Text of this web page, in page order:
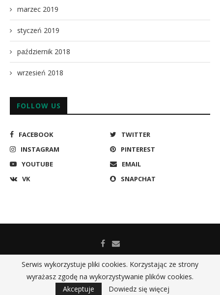
marzec 2019
styczeń 2019
październik 2018
wrzesień 2018
FOLLOW US
FACEBOOK
TWITTER
INSTAGRAM
PINTEREST
YOUTUBE
EMAIL
VK
SNAPCHAT
@2019 - All Right Reserved. Cech Gniezno ul. Tumska 15, 62-200
Gniezno
Serwis wykorzystuje pliki cookies. Korzystając ze strony
wyrażasz zgodę na wykorzystywanie plików cookies.
Akceptuje
Dowiedz się więcej